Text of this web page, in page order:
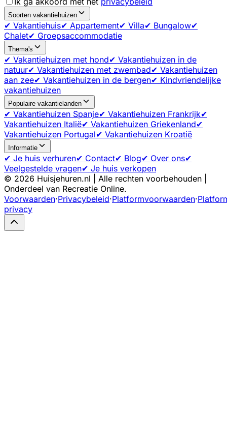
Soorten vakantiehuizen
✔ Vakantiehuis✔ Appartement✔ Villa✔ Bungalow✔
Chalet✔ Groepsaccommodatie
Thema's
✔ Vakantiehuizen met hond✔ Vakantiehuizen in de
natuur✔ Vakantiehuizen met zwembad✔ Vakantiehuizen
aan zee✔ Vakantiehuizen in de bergen✔ Kindvriendelijke
vakantiehuizen
Populaire vakantielanden
✔ Vakantiehuizen Spanje✔ Vakantiehuizen Frankrijk✔
Vakantiehuizen Italië✔ Vakantiehuizen Griekenland✔
Vakantiehuizen Portugal✔ Vakantiehuizen Kroatië
Informatie
✔ Je huis verhuren✔ Contact✔ Blog✔ Over ons✔
Veelgestelde vragen✔ Je huis verkopen
© 2026 Huisjehuren.nl | Alle rechten voorbehouden |
Onderdeel van Recreatie Online.
Voorwaarden·Privacybeleid·Platformvoorwaarden·
privacy